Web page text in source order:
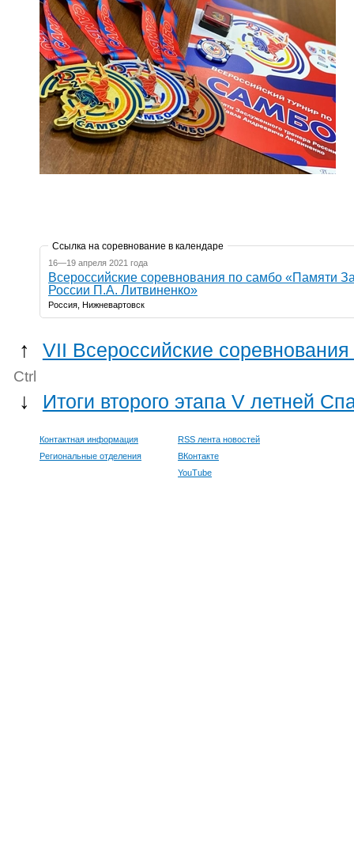
Ссылка на соревнование в календаре
16—19 апреля 2021 года
Всероссийские соревнования по самбо «Памяти
России П.А. Литвиненко»
Россия, Нижневартовск
↑ VII Всероссийские
Ctrl
↓ Итоги второго этапа V летней
Контактная информация
Региональные отделения
RSS лента новостей
ВКонтакте
YouTube